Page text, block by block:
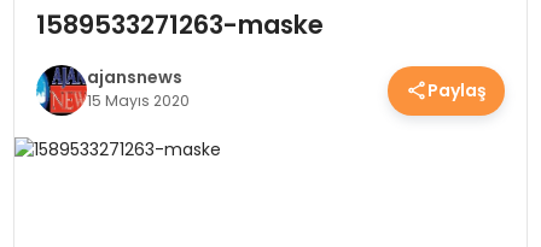
SİYASET
DÜNYA
1589533271263-maske
ajansnews
15 Mayıs 2020 Paylaş